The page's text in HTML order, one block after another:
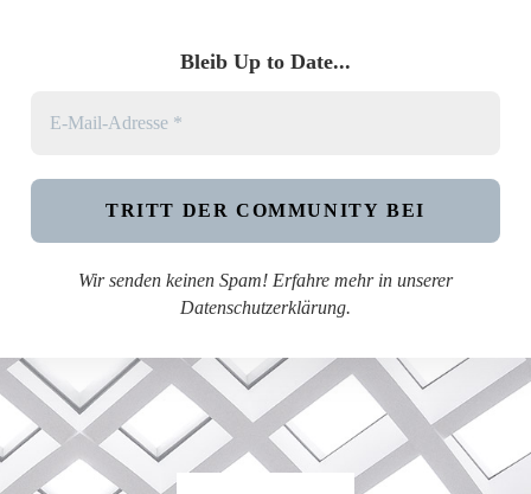
Bleib Up to Date...
Wir senden keinen Spam! Erfahre mehr in unserer
Datenschutzerklärung.